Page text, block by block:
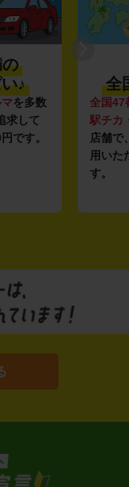
♪
を多数
求して
です。
全
全国47
駅チカ
店舗で
用いた
す。